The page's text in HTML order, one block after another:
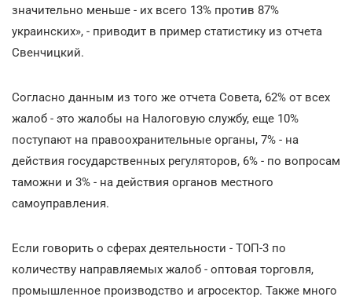
значительно меньше - их всего 13% против 87%
украинских», - приводит в пример статистику из отчета
Свенчицкий.
Согласно данным из того же отчета Совета, 62% от всех
жалоб - это жалобы на Налоговую службу, еще 10%
поступают на правоохранительные органы, 7% - на
действия государственных регуляторов, 6% - по вопросам
таможни и 3% - на действия органов местного
самоуправления.
Если говорить о сферах деятельности - ТОП-3 по
количеству направляемых жалоб - оптовая торговля,
промышленное производство и агросектор. Также много